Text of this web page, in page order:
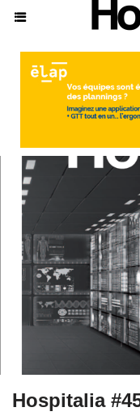
Hospitalia